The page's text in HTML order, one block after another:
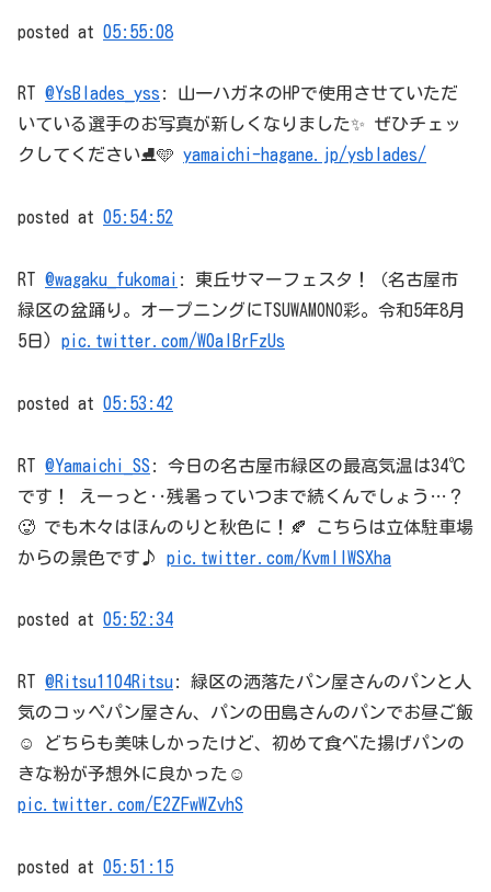
posted at 05:55:08
RT @YsBlades_yss : 山一ハガネのHPで使用させていただ
いている選手のお写真が新しくなりました✨ ぜひチェッ
クしてください⛸️🩵 yamaichi-hagane.jp/ysblades/
posted at 05:54:52
RT @wagaku_fukomai : 東丘サマーフェスタ！（名古屋市
緑区の盆踊り。オープニングにTSUWAMONO彩。令和5年8月
5日) pic.twitter.com/W0aIBrFzUs
posted at 05:53:42
RT @Yamaichi_SS : 今日の名古屋市緑区の最高気温は34℃
です！ えーっと‥残暑っていつまで続くんでしょう…？
🥵 でも木々はほんのりと秋色に！🍂 こちらは立体駐車場
からの景色です♪ pic.twitter.com/KvmIIWSXha
posted at 05:52:34
RT @Ritsu1104Ritsu: 緑区の洒落たパン屋さんのパンと人
気のコッペパン屋さん、パンの田島さんのパンでお昼ご飯
☺️ どちらも美味しかったけど、初めて食べた揚げパンの
きな粉が予想外に良かった☺️
pic.twitter.com/E2ZFwWZvhS
posted at 05:51:15